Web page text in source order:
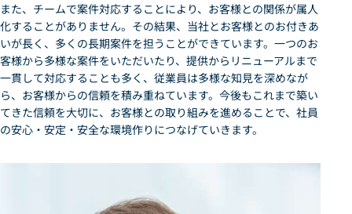
また、チームで案件対応することにより、お客様との関係が属人
化することがありません。その結果、当社とお客様とのお付きあ
いが長く、多くの長期案件を担うことができています。一つのお
客様から多様な案件をいただいたり、提供からリニューアルまで
一貫して対応することも多く、従業員は多様な知見を深めなが
ら、お客様からの信頼を積み重ねています。今後もこれまで築い
てきた信頼を大切に、お客様との取り組みを進めることで、社員
の安心・安定・安全な環境作りにつなげていきます。